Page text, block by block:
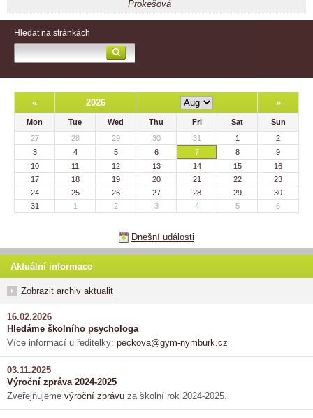
Prokešová
Hledat na stránkách
« 2026 »
Mon Tue Wed Thu Fri Sat
Sun
27
28 29 30 31 1
2
3
4 5 6 7 8
9
10
11 12 13 14 15
16
17
18 19 20 21 22
23
24
25 26 27 28 29
30
31
1 2 3 4 5 6
Dnešní události
Aktuální informace
Zobrazit archiv aktualit
16.02.2026
Hledáme školního psychologa
Více informací u ředitelky: peckova@gym-nymburk.cz
03.11.2025
Výroční zpráva 2024-2025
Zveřejňujeme výroční zprávu za školní rok 2024-2025.